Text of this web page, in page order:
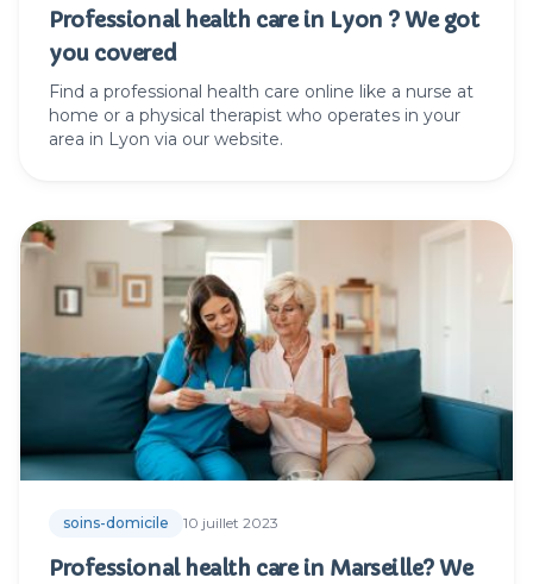
Professional health care in Lyon ? We got
you covered
Find a professional health care online like a nurse at
home or a physical therapist who operates in your
area in Lyon via our website.
soins-domicile 10 juillet 2023
Professional health care in Marseille? We